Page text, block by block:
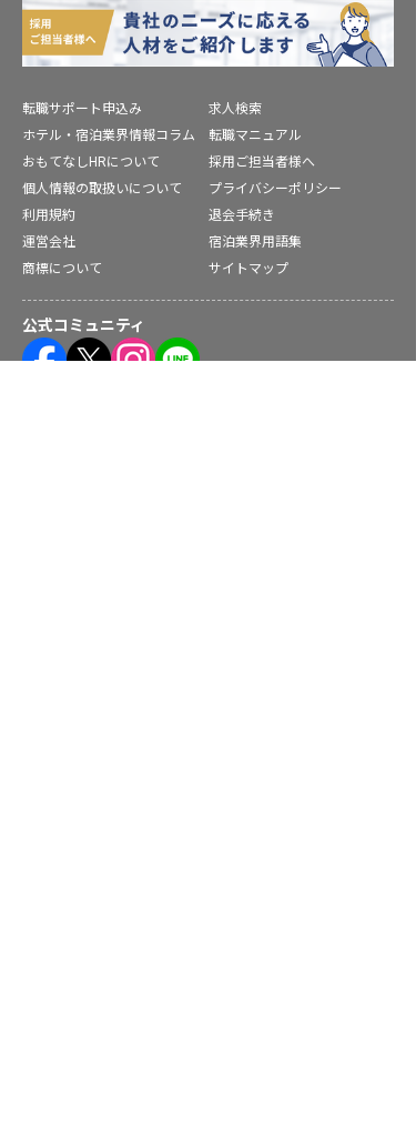
転職サポート申込み
求人検索
ホテル・宿泊業界情報コラム
転職マニュアル
おもてなしHRについて
採用ご担当者様へ
個人情報の取扱いについて
プライバシーポリシー
利用規約
退会手続き
運営会社
宿泊業界用語集
商標について
サイトマップ
公式コミュニティ